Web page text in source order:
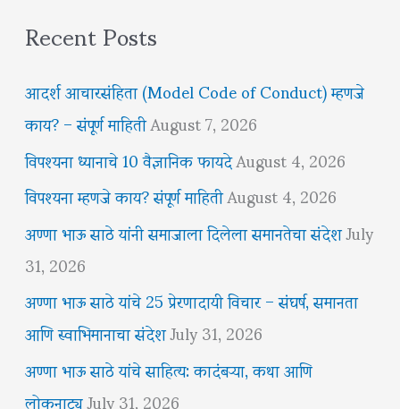
Recent Posts
आदर्श आचारसंहिता (Model Code of Conduct) म्हणजे
काय? – संपूर्ण माहितीAugust 7, 2026
विपश्यना ध्यानाचे 10 वैज्ञानिक फायदेAugust 4, 2026
विपश्यना म्हणजे काय? संपूर्ण माहितीAugust 4, 2026
अण्णा भाऊ साठे यांनी समाजाला दिलेला समानतेचा संदेशJuly
31, 2026
अण्णा भाऊ साठे यांचे 25 प्रेरणादायी विचार – संघर्ष, समानता
आणि स्वाभिमानाचा संदेशJuly 31, 2026
अण्णा भाऊ साठे यांचे साहित्य: कादंबऱ्या, कथा आणि